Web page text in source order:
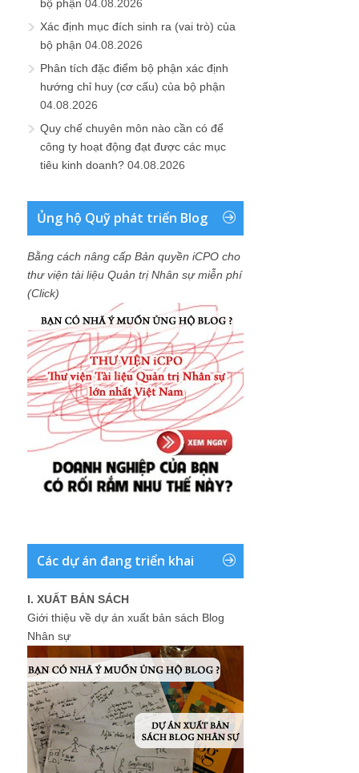
bộ phận 04.08.2026
Xác định mục đích sinh ra (vai trò) của
bộ phận 04.08.2026
Phân tích đặc điểm bộ phận xác định
hướng chỉ huy (cơ cấu) của bộ phận
04.08.2026
Quy chế chuyên môn nào cần có để
công ty hoạt động đạt được các mục
tiêu kinh doanh? 04.08.2026
Ủng hộ Quỹ phát triển Blog
Bằng cách nâng cấp Bản quyền iCPO cho
thư viện tài liệu Quản trị Nhân sự miễn phí
(Click)
Các dự án đang triển khai
I. XUẤT BẢN SÁCH
Giới thiệu về dự án xuất bản sách Blog
Nhân sự